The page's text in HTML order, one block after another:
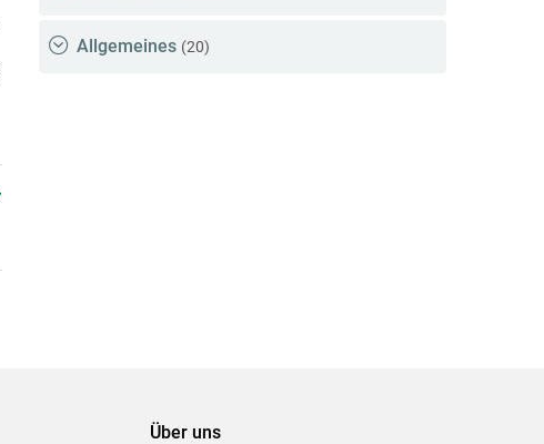
Allgemeines (20)
Über uns